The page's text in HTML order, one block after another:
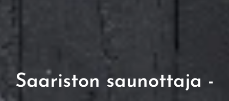
Saariston saunottaja -